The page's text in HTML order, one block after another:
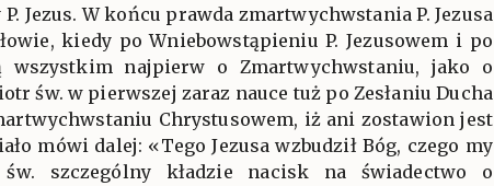
Jezus. W końcu prawda zmartwychwstania P. Jezusa
kiedy po Wniebowstąpieniu P. Jezusowem i po
wszystkim najpierw o Zmartwychwstaniu, jako o
św. w pierwszej zaraz nauce tuż po Zesłaniu Ducha
Chrystusowem, iż ani zostawion jest
mówi dalej: «Tego Jezusa wzbudził Bóg, czego my
szczególny kładzie nacisk na świadectwo o